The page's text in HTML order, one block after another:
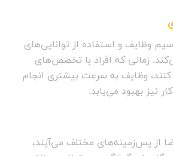
وظایف و استفاده از توانایی‌های
زمانی که افراد با تخصص‌های
کنند، وظایف به سرعت بیشتری انجام
نیز بهبود می‌یابد.
از پس‌زمینه‌های مختلف می‌آیند،